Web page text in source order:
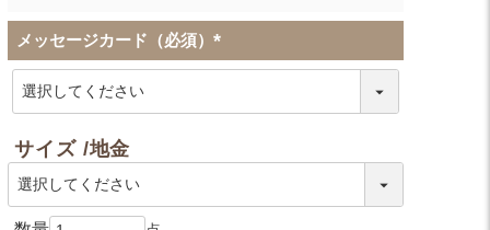
メッセージカード（必須）
(
サイズ 地金